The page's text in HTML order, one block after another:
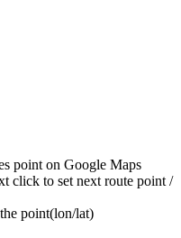
point on Google Maps
click to set next route point /
point(lon/lat)